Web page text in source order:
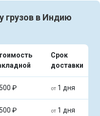
грузов в Индию
Срок
доставки
₽ от 1 дня
₽ от 1 дня